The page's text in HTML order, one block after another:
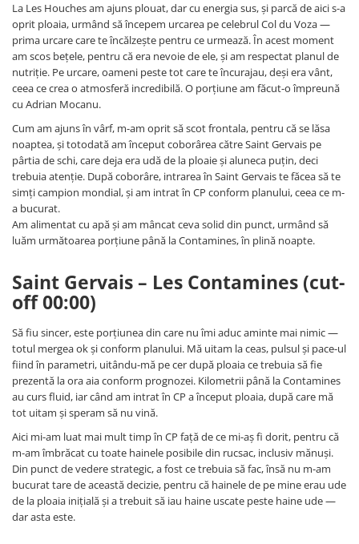
La Les Houches am ajuns plouat, dar cu energia sus, și parcă de aici s-a
oprit ploaia, urmând să începem urcarea pe celebrul Col du Voza —
prima urcare care te încălzește pentru ce urmează. În acest moment
am scos bețele, pentru că era nevoie de ele, și am respectat planul de
nutriție. Pe urcare, oameni peste tot care te încurajau, deși era vânt,
ceea ce crea o atmosferă incredibilă. O porțiune am făcut-o împreună
cu Adrian Mocanu.
Cum am ajuns în vârf, m-am oprit să scot frontala, pentru că se lăsa
noaptea, și totodată am început coborârea către Saint Gervais pe
pârtia de schi, care deja era udă de la ploaie și aluneca puțin, deci
trebuia atenție. După coborâre, intrarea în Saint Gervais te făcea să te
simți campion mondial, și am intrat în CP conform planului, ceea ce m-
a bucurat.
Am alimentat cu apă și am mâncat ceva solid din punct, urmând să
luăm următoarea porțiune până la Contamines, în plină noapte.
Saint Gervais – Les Contamines (cut-
off 00:00)
Să fiu sincer, este porțiunea din care nu îmi aduc aminte mai nimic —
totul mergea ok și conform planului. Mă uitam la ceas, pulsul și pace-ul
fiind în parametri, uitându-mă pe cer după ploaia ce trebuia să fie
prezentă la ora aia conform prognozei. Kilometrii până la Contamines
au curs fluid, iar când am intrat în CP a început ploaia, după care mă
tot uitam și speram să nu vină.
Aici mi-am luat mai mult timp în CP față de ce mi-aș fi dorit, pentru că
m-am îmbrăcat cu toate hainele posibile din rucsac, inclusiv mănuși.
Din punct de vedere strategic, a fost ce trebuia să fac, însă nu m-am
bucurat tare de această decizie, pentru că hainele de pe mine erau ude
de la ploaia inițială și a trebuit să iau haine uscate peste haine ude —
dar asta este.